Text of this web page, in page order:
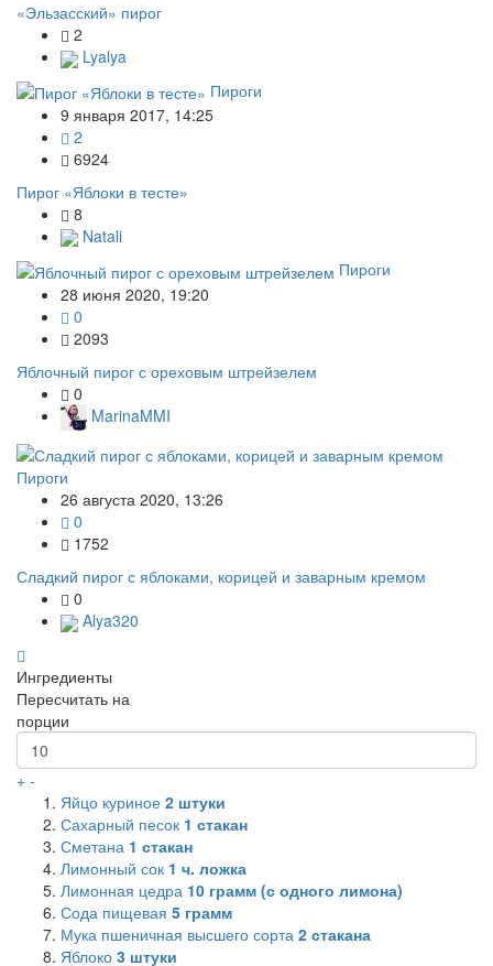
«Эльзасский» пирог
2
Lyalya
Пироги
9 января 2017, 14:25
2
6924
Пирог «Яблоки в тесте»
8
Natali
Пироги
28 июня 2020, 19:20
0
2093
Яблочный пирог с ореховым штрейзелем
0
MarinaMMI
Пироги
26 августа 2020, 13:26
0
1752
Сладкий пирог с яблоками, корицей и заварным кремом
0
Alya320
Ингредиенты
Пересчитать на
порции
+ -
Яйцо куриное 2 штуки
Сахарный песок 1 стакан
Сметана 1 стакан
Лимонный сок 1 ч. ложка
Лимонная цедра 10 грамм (с одного лимона)
Сода пищевая 5 грамм
Мука пшеничная высшего сорта 2 стакана
Яблоко 3 штуки